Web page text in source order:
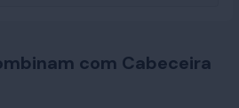
com Cabeceira